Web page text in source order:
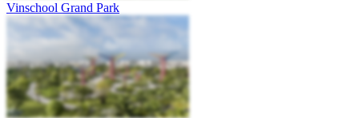
Vinschool Grand Park